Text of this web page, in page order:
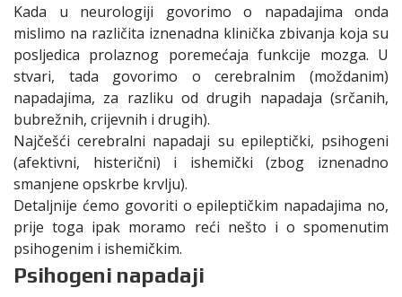
Kada u neurologiji govorimo o napadajima onda
mislimo na različita iznenadna klinička zbivanja koja su
posljedica prolaznog poremećaja funkcije mozga. U
stvari, tada govorimo o cerebralnim (moždanim)
napadajima, za razliku od drugih napadaja (srčanih,
bubrežnih, crijevnih i drugih).
Najčešći cerebralni napadaji su epileptički, psihogeni
(afektivni, histerični) i ishemički (zbog iznenadno
smanjene opskrbe krvlju).
Detaljnije ćemo govoriti o epileptičkim napadajima no,
prije toga ipak moramo reći nešto i o spomenutim
psihogenim i ishemičkim.
Psihogeni napadaji